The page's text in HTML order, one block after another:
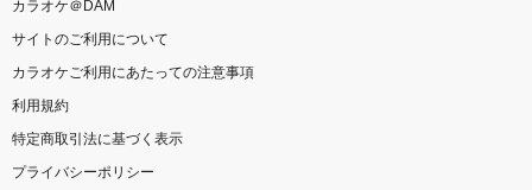
カラオケ＠DAM
サイトのご利用について
カラオケご利用にあたっての注意事項
利用規約
特定商取引法に基づく表示
プライバシーポリシー